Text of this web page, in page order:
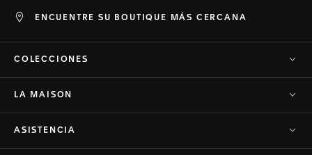
ENCUENTRE SU BOUTIQUE MÁS CERCANA
COLECCIONES
LA MAISON
ASISTENCIA